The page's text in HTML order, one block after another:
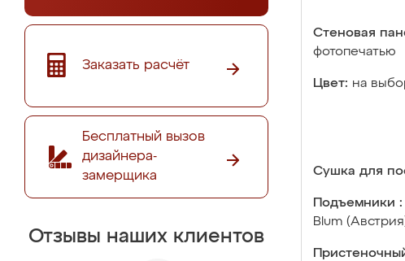
Заказать расчёт
Бесплатный вызов
дизайнера-
замерщика
Отзывы наших клиентов
Стеновая
фотопечатью
Цвет: на
Сушка для
Подъемники :
Blum